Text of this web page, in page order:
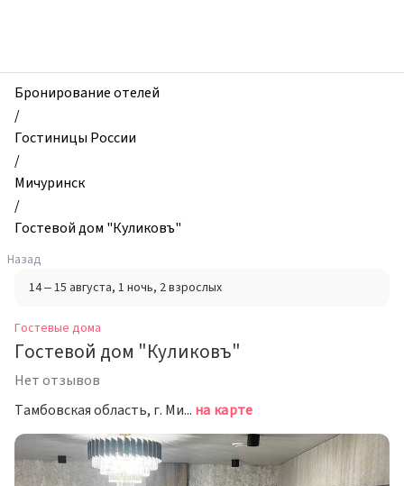
дома,
Гостевой
дом
"Куликовъ",
Мичуринск,
Россия
Бронирование отелей
/
Гостиницы России
/
Мичуринск
/
Гостевой дом "Куликовъ"
Назад
14 – 15 августа, 1 ночь, 2 взрослых
Гостевые дома
Гостевой дом "Куликовъ"
Нет отзывов
Тамбовская область, г. Мичуринск, ул. Революционная, д. 1 на карте